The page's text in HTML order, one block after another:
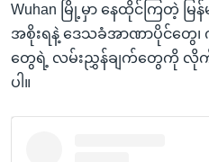
Wuhan မြို့မှာ နေထိုင်ကြတဲ့ မ
အစိုးရနဲ့ ဒေသခံအာဏာပိုင်တွေ၊
တွေရဲ့ လမ်းညွှန်ချက်တွေကို လိုက်
ပါ။